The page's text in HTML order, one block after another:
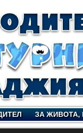
ЗА ЖИВОТА,